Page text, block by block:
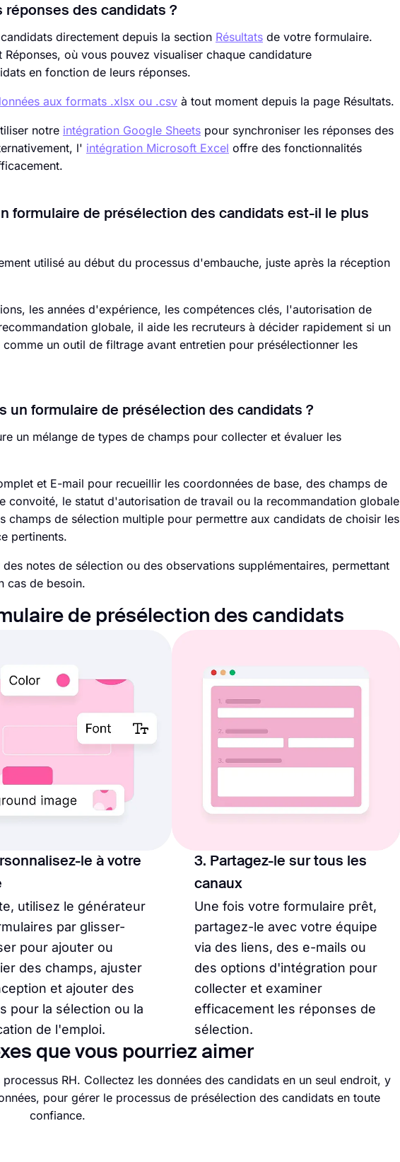
des candidats ?
directement depuis la section Résultats de votre formulaire.
où vous pouvez visualiser chaque candidature
en fonction de leurs réponses.
aux formats .xlsx ou .csv à tout moment depuis la page Résultats.
notre intégration Google Sheets pour synchroniser les réponses des
l' intégration Microsoft Excel offre des fonctionnalités
formulaire de présélection des candidats est-il le plus
utilisé au début du processus d'embauche, juste après la réception
les années d'expérience, les compétences clés, l'autorisation de
globale, il aide les recruteurs à décider rapidement si un
un outil de filtrage avant entretien pour présélectionner les
un formulaire de présélection des candidats ?
un mélange de types de champs pour collecter et évaluer les
et E-mail pour recueillir les coordonnées de base, des champs de
convoité, le statut d'autorisation de travail ou la recommandation globale
champs de sélection multiple pour permettre aux candidats de choisir les
pertinents.
notes de sélection ou des observations supplémentaires, permettant
cas de besoin.
de présélection des candidats
le à votre
utilisez le générateur
par glisser-
pour ajouter ou
des champs, ajuster
et ajouter des
pour la sélection ou la
de l'emploi.
3. Partagez-le sur tous les
canaux
Une fois votre formulaire prêt,
partagez-le avec votre équipe
via des liens, des e-mails ou
des options d'intégration pour
collecter et examiner
efficacement les réponses de
sélection.
que vous pourriez aimer
RH. Collectez les données des candidats en un seul endroit, y
pour gérer le processus de présélection des candidats en toute
confiance.